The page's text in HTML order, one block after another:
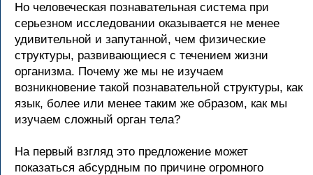
Но человеческая познавательная система при
серьезном исследовании оказывается не менее
удивительной и запутанной, чем физические
структуры, развивающиеся с течением жизни
организма. Почему же мы не изучаем
возникновение такой познавательной структуры, как
язык, более или менее таким же образом, как мы
изучаем сложный орган тела?
На первый взгляд это предложение может
показаться абсурдным по причине огромного